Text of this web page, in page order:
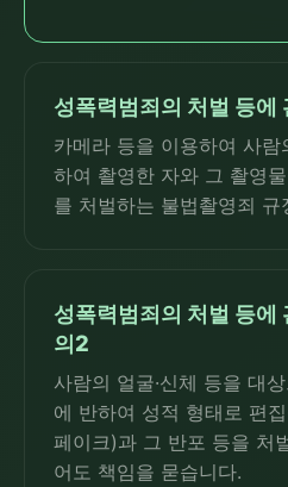
성폭력범죄의 처벌 등에
카메라 등을 이용하여 사
하여 촬영한 자와 그 촬영
를 처벌하는 불법촬영죄 규
성폭력범죄의 처벌 등에
의2
사람의 얼굴·신체 등을 대
에 반하여 성적 형태로 편
페이크)과 그 반포 등을 처
어도 책임을 묻습니다.